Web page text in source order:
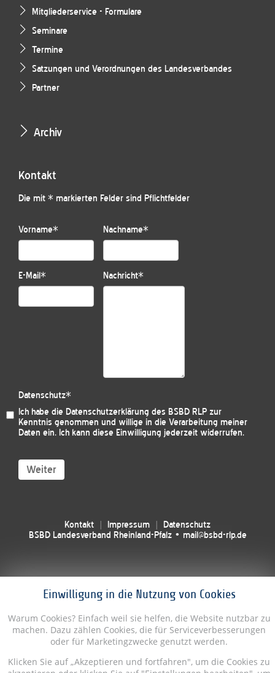
Einwilligung in die Nutzung von Cookies
Warum Cookies? Einfach weil sie helfen, die Website nutzbar zu
machen. Dazu zählen Cookies, die für Serviceverbesserungen
oder für Marketingzwecke genutzt werden.
Klicken Sie auf „Akzeptieren und fortfahren", um die Cookies zu
Mitgliederservice - Formulare
Seminare
Termine
Satzungen und Verordnungen des Landesverbandes
Partner
Archiv
Kontakt
Die mit * markierten Felder sind Pflichtfelder
Vorname* Nachname*
E-Mail* Nachricht*
Datenschutz*
Ich habe die Datenschutzerklärung des BSBD RLP zur
Kenntnis genommen und willige in die Verarbeitung meiner
Daten ein. Ich kann diese Einwilligung jederzeit widerrufen.
Weiter
Kontakt Impressum
Datenschutz
BSBD Landesverband Rheinland-Pfalz • mail@bsbd-rlp.de